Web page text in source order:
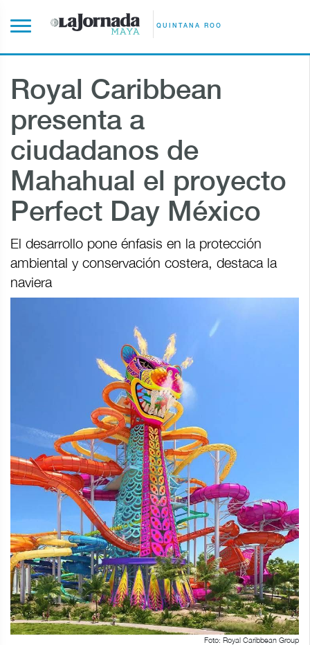
QUINTANA ROO
Royal Caribbean
presenta a
ciudadanos de
Mahahual el proyecto
Perfect Day México
El desarrollo pone énfasis en la protección
ambiental y conservación costera, destaca la
naviera
Foto: Royal Caribbean Group